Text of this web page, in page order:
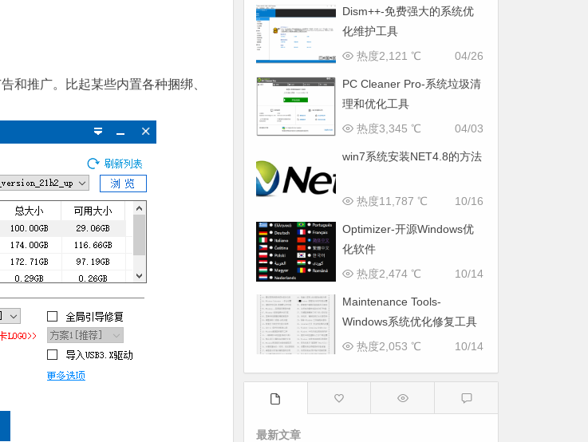
和推广。比起某些内置各种捆绑、
Dism++-免费强大的系统优
化维护工具
04/26
热度2,121 ℃
PC Cleaner Pro-系统垃圾清
理和优化工具
04/03
热度3,345 ℃
win7系统安装NET4.8的方法
10/16
热度11,787 ℃
Optimizer-开源Windows优
化软件
10/14
热度2,474 ℃
Maintenance Tools-
Windows系统优化修复工具
10/14
热度2,053 ℃
最新文章